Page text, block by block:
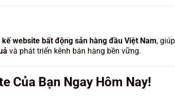
website bất động sản hàng đầu Việt Nam,
và phát triển kênh bán hàng bền vững.
Của Bạn Ngay Hôm Nay!